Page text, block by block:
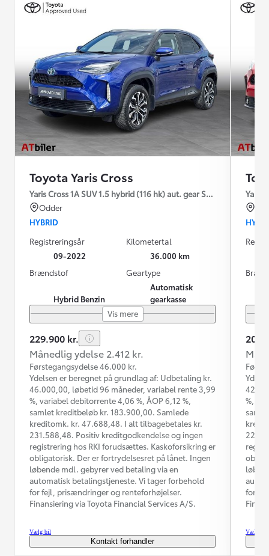
Toyota Yaris Cross
Yaris Cross 1A SUV 1.5 hybrid (116 hk) aut. gear Style
Odder
HYBRID
Registreringsår
09-2022
Kilometertal
36.000 km
Brændstof
Hybrid Benzin
Geartype
Automatisk
gearkasse
Vis mere
229.900 kr.
Månedlig ydelse 2.412 kr.
Førstegangsydelse 46.000 kr.
Ydelsen er beregnet på grundlag af: Udbetaling kr.
46.000,00, løbetid 96 måneder, variabel rente 3,99
%, variabel debitorrente 4,06 %, ÅOP 6,12 %,
samlet kreditbeløb kr. 183.900,00. Samlede
kreditomk. kr. 47.688,48. I alt tilbagebetales kr.
231.588,48. Positiv kreditgodkendelse og ingen
registrering hos RKI forudsættes. Kaskoforsikring er
obligatorisk. Der er fortrydelsesret på lånet. Ingen
løbende mdl. gebyrer ved betaling via en
automatisk betalingstjeneste. Vi tager forbehold
for fejl, prisændringer og renteforhøjelser.
Finansiering via Toyota Financial Services A/S.
Vælg bil
Kontakt forhandler
Yaris
%,
for
Vælg bil